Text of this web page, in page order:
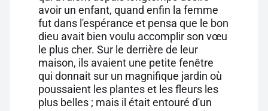
avoir un enfant, quand enfin la femme
fut dans l'espérance et pensa que le bon
dieu avait bien voulu accomplir son vœu
le plus cher. Sur le derrière de leur
maison, ils avaient une petite fenêtre
qui donnait sur un magnifique jardin où
poussaient les plantes et les fleurs les
plus belles ; mais il était entouré d'un